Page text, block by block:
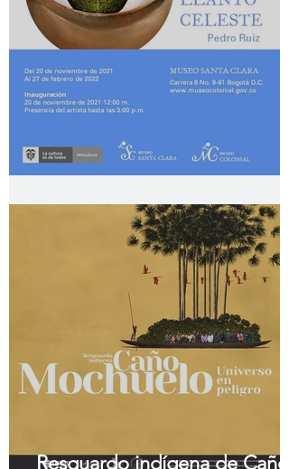
Resguardo indígena de Caño